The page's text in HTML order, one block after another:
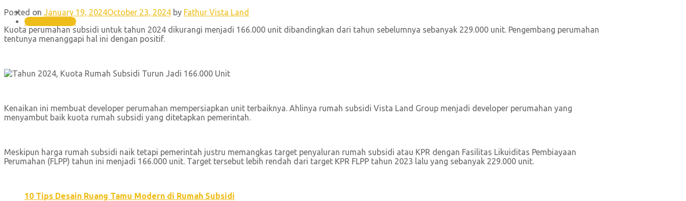
(021) 30448551 , (021) 45850701
Hubungi Kami
Posted on January 19, 2024October 23, 2024 by Fathur Vista Land
Kuota perumahan subsidi untuk tahun 2024 dikurangi menjadi 166.000 unit dibandingkan dari tahun sebelumnya sebanyak 229.000 unit. Pengembang perumahan
tentunya menanggapi hal ini dengan positif.
Kenaikan ini membuat developer perumahan mempersiapkan unit terbaiknya. Ahlinya rumah subsidi Vista Land Group menjadi developer perumahan yang
menyambut baik kuota rumah subsidi yang ditetapkan pemerintah.
Meskipun harga rumah subsidi naik tetapi pemerintah justru memangkas target penyaluran rumah subsidi atau KPR dengan Fasilitas Likuiditas Pembiayaan
Perumahan (FLPP) tahun ini menjadi 166.000 unit. Target tersebut lebih rendah dari target KPR FLPP tahun 2023 lalu yang sebanyak 229.000 unit.
10 Tips Desain Ruang Tamu Modern di Rumah Subsidi